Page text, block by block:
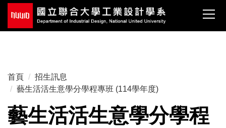
到
主
區
首頁
招生訊息
藝生活活生意學分學程專班 (114學年度)
藝生活活生意學分學程